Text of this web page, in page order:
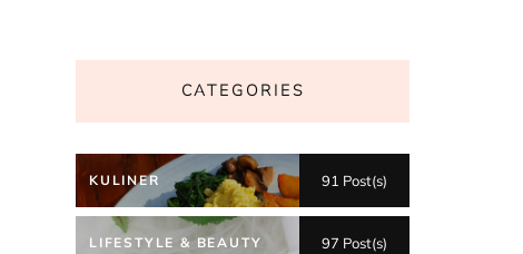
CATEGORIES
KULINER 91 Post(s)
LIFESTYLE & BEAUTY 97 Post(s)